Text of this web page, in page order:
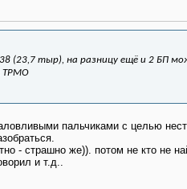
(23,7 тыр), на разницу ещё и 2 БП
ТРМО
пальчиками с целью
- страшно же)). потом не кто не
и т.д..